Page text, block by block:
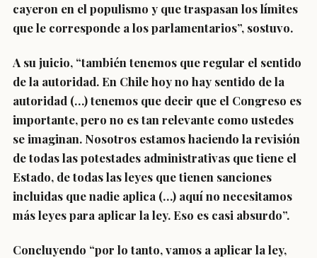
cayeron en el populismo y que traspasan los límites
que le corresponde a los parlamentarios”, sostuvo.
A su juicio, “también tenemos que regular el sentido
de la autoridad. En Chile hoy no hay sentido de la
autoridad (…) tenemos que decir que el Congreso es
importante, pero no es tan relevante como ustedes
se imaginan. Nosotros estamos haciendo la revisión
de todas las potestades administrativas que tiene el
Estado, de todas las leyes que tienen sanciones
incluidas que nadie aplica (…) aquí no necesitamos
más leyes para aplicar la ley. Eso es casi absurdo”.
Concluyendo “por lo tanto,vamos a aplicar la ley,